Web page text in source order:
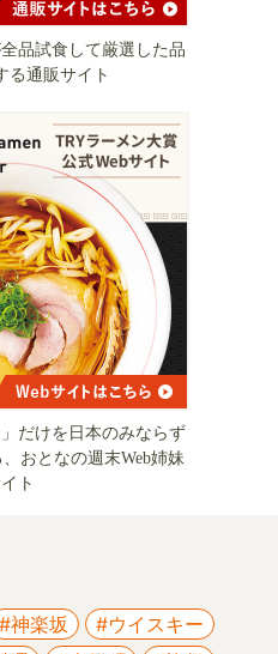
品試食して厳選した品
る通販サイト
だけを日本のみならず
おとなの週末Web姉妹
ト
#神楽坂
#ウイスキー